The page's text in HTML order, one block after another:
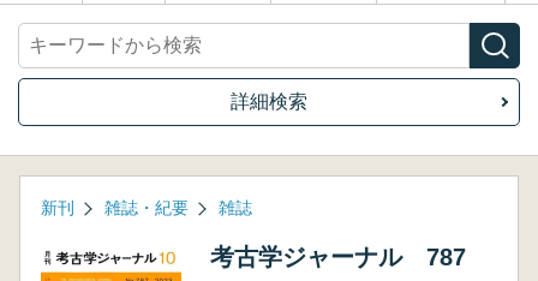
詳細検索
新刊 雑誌・紀要 雑誌
考古学ジャーナル 787